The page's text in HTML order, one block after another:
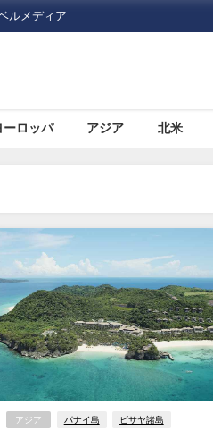
ルメディア
ーロッパ アジア 北米
アジア パナイ島 ビサヤ諸島